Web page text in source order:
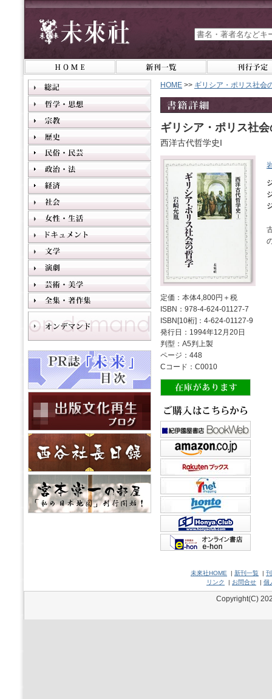
HOME >> ギリシア・ポリス社会
ギリシア・ポリス社
西洋古代哲学史I
定価：本体4,800円＋税
ISBN：978-4-624-01127-7
ISBN[10桁]：4-624-01127-9
発行日：1994年12月20日
判型：A5判上製
ページ：448
Cコード：C0010
未來社HOME | 新刊一覧 |
リンク
| お問合せ | 個
Copyright(C)